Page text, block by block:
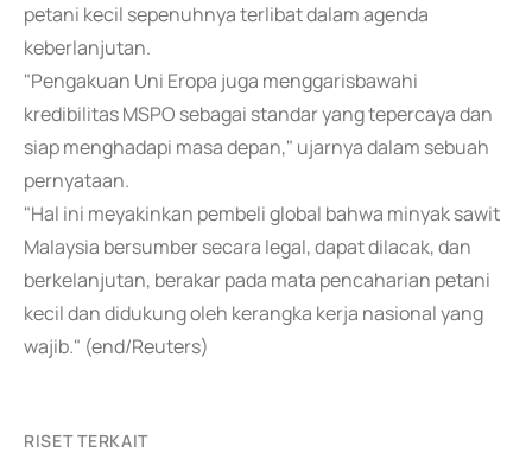
petani kecil sepenuhnya terlibat dalam agenda
keberlanjutan.
"Pengakuan Uni Eropa juga menggarisbawahi
kredibilitas MSPO sebagai standar yang tepercaya dan
siap menghadapi masa depan," ujarnya dalam sebuah
pernyataan.
"Hal ini meyakinkan pembeli global bahwa minyak sawit
Malaysia bersumber secara legal, dapat dilacak, dan
berkelanjutan, berakar pada mata pencaharian petani
kecil dan didukung oleh kerangka kerja nasional yang
wajib." (end/Reuters)
RISET TERKAIT